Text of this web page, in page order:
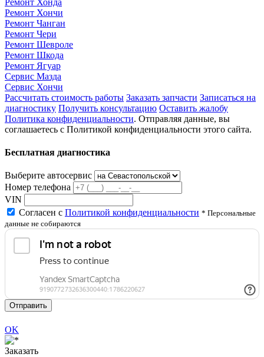
Ремонт Хонда
Ремонт Хончи
Ремонт Чанган
Ремонт Чери
Ремонт Шевроле
Ремонт Шкода
Ремонт Ягуар
Сервис Мазда
Сервис Хончи
Рассчитать стоимость работы Заказать запчасти Записаться на
диагностику Получить консультацию Оставить жалобу
Политика конфиденциальности. Отправляя данные, вы
соглашаетесь с Политикой конфиденциальности этого сайта.
Бесплатная диагностика
Выберите автосервис
Номер телефона
VIN
Согласен с Политикой конфиденциальности * Персональные
данные не собираются
Отправить
OK
Заказать